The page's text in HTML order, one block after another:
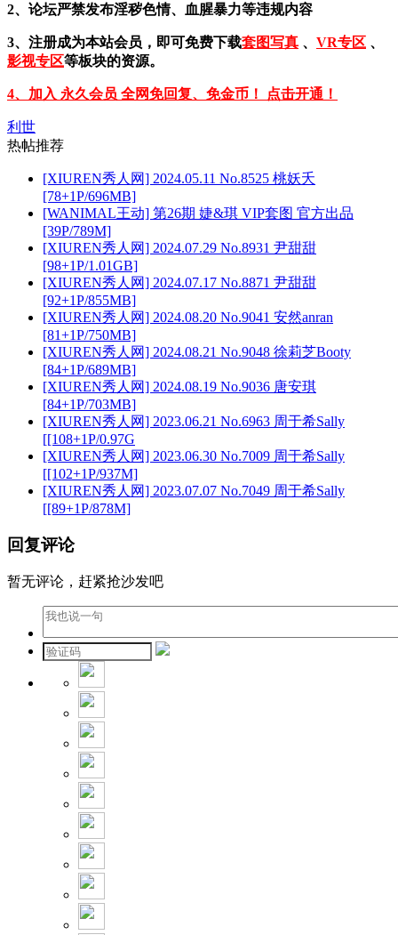
2、论坛严禁发布淫秽色情、血腥暴力等违规内容
3、注册成为本站会员，即可免费下载套图写真 、 VR专区 、
影视专区等板块的资源。
4、加入 永久会员 全网免回复、免金币！ 点击开通！
利世
热帖推荐
[XIUREN秀人网] 2024.05.11 No.8525 桃妖夭
[78+1P/696MB]
[WANIMAL王动] 第26期 婕&琪 VIP套图 官方出品
[39P/789M]
[XIUREN秀人网] 2024.07.29 No.8931 尹甜甜
[98+1P/1.01GB]
[XIUREN秀人网] 2024.07.17 No.8871 尹甜甜
[92+1P/855MB]
[XIUREN秀人网] 2024.08.20 No.9041 安然anran
[81+1P/750MB]
[XIUREN秀人网] 2024.08.21 No.9048 徐莉芝Booty
[84+1P/689MB]
[XIUREN秀人网] 2024.08.19 No.9036 唐安琪
[84+1P/703MB]
[XIUREN秀人网] 2023.06.21 No.6963 周于希Sally
[[108+1P/0.97G
[XIUREN秀人网] 2023.06.30 No.7009 周于希Sally
[[102+1P/937M]
[XIUREN秀人网] 2023.07.07 No.7049 周于希Sally
[[89+1P/878M]
回复评论
暂无评论，赶紧抢沙发吧